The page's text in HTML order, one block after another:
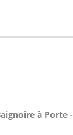
à Porte -